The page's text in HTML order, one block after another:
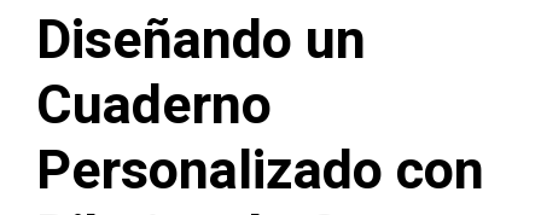
Diseñando un
Cuaderno
Personalizado con